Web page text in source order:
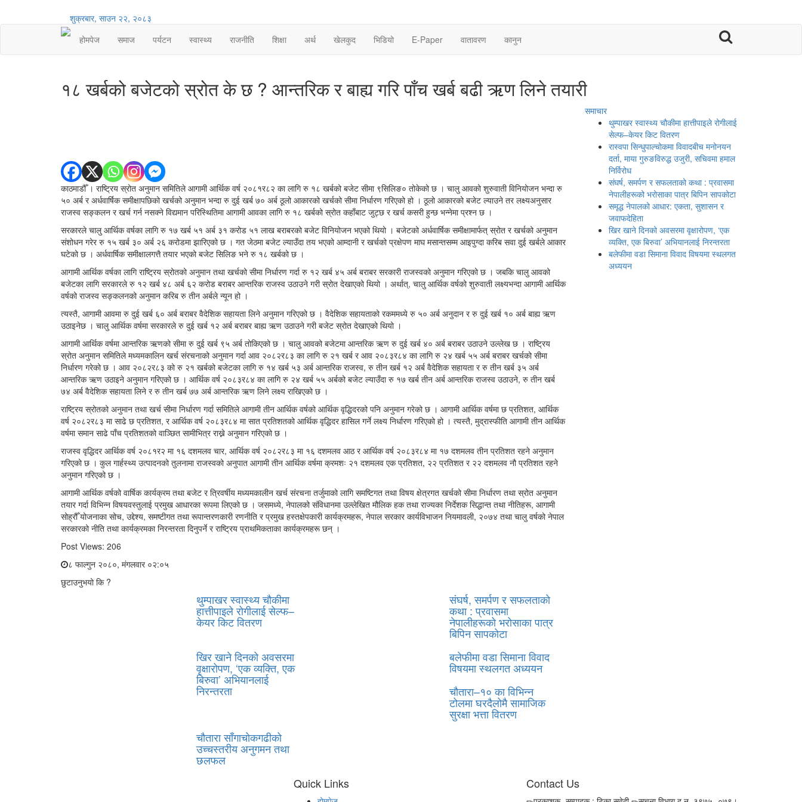
शुक्रबार, साउन २२, २०८३
होमपेज
समाज पर्यटन स्वास्थ्य राजनीति शिक्षा अर्थ खेलकुद भिडियो E-Paper वातावरण कानुन 
१८ खर्बको बजेटको स्रोत के छ ? आन्तरिक र बाह्य गरि पाँच खर्ब बढी ऋण लिने तयारी
काठमाडौँ । राष्ट्रिय स्रोत अनुमान समितिले आगामी आर्थिक वर्ष २०८१र८२ का लागि रु १८ खर्बको बजेट सीमा ९सिलिङ० तोकेको छ । चालु आवको शुरुवाती विनियोजन भन्दा रु
५० अर्ब र अर्धवार्षिक समीक्षापछिको खर्चको अनुमान भन्दा रु दुई खर्ब ७० अर्ब ठूलो आकारको खर्चको सीमा निर्धारण गरिएको हो । ठूलो आकारको बजेट ल्याउने तर लक्ष्यअनुसार
राजस्व सङ्कलन र खर्च गर्न नसक्ने विद्यमान परिस्थितिमा आगामी आवका लागि रु १८ खर्बको स्रोत कहाँबाट जुट्छ र खर्च कसरी हुन्छ भन्नेमा प्रश्न छ ।
सरकारले चालु आर्थिक वर्षका लागि रु १७ खर्ब ५१ अर्ब ३१ करोड ५१ लाख बराबरको बजेट विनियोजन भएको थियो । बजेटको अर्धवार्षिक समीक्षामार्फत् स्रोत र खर्चको अनुमान
संशोधन गरेर रु १५ खर्ब ३० अर्ब २६ करोडमा झारिएको छ । गत जेठमा बजेट ल्याउँदा तय भएको आम्दानी र खर्चको प्रक्षेपण माघ मसान्तसम्म आइपुग्दा करिब सवा दुई खर्बले आकार
घटेको छ । अर्धवार्षिक समीक्षालगत्तै तयार भएको बजेट सिलिङ भने रु १८ खर्बको छ ।
आगामी आर्थिक वर्षका लागि राष्ट्रिय स्रोतको अनुमान तथा खर्चको सीमा निर्धारण गर्दा रु १२ खर्ब ४५ अर्ब बराबर सरकारी राजस्वको अनुमान गरिएको छ । जबकि चालु आवको
बजेटका लागि सरकारले रु १२ खर्ब ४८ अर्ब ६२ करोड बराबर आन्तरिक राजस्व उठाउने गरी स्रोत देखाएको थियो । अर्थात्, चालु आर्थिक वर्षको शुरुवाती लक्ष्यभन्दा आगामी आर्थिक
वर्षको राजस्व सङ्कलनको अनुमान करिब रु तीन अर्बले न्यून हो ।
त्यस्तै, आगामी आवमा रु दुई खर्ब ६० अर्ब बराबर वैदेशिक सहायता लिने अनुमान गरिएको छ । वैदेशिक सहायताको रकममध्ये रु ५० अर्ब अनुदान र रु दुई खर्ब १० अर्ब बाह्य ऋण
उठाइनेछ । चालु आर्थिक वर्षमा सरकारले रु दुई खर्ब १२ अर्ब बराबर बाह्य ऋण उठाउने गरी बजेट स्रोत देखाएको थियो ।
आगामी आर्थिक वर्षमा आन्तरिक ऋणको सीमा रु दुई खर्ब ९५ अर्ब तोकिएको छ । चालु आवको बजेटमा आन्तरिक ऋण रु दुई खर्ब ४० अर्ब बराबर उठाउने उल्लेख छ । राष्ट्रिय
स्रोत अनुमान समितिले मध्यमकालिन खर्च संरचनाको अनुमान गर्दा आव २०८२र८३ का लागि रु २१ खर्ब र आव २०८३र८४ का लागि रु २४ खर्ब ५५ अर्ब बराबर खर्चको सीमा
निर्धारण गरेको छ । आव २०८२र८३ को रु २१ खर्बको बजेटका लागि रु १४ खर्ब ५३ अर्ब आन्तरिक राजस्व, रु तीन खर्ब १२ अर्ब वैदेशिक सहायता र रु तीन खर्ब ३५ अर्ब
आन्तरिक ऋण उठाइने अनुमान गरिएको छ । आर्थिक वर्ष २०८३र८४ का लागि रु २४ खर्ब ५५ अर्बको बजेट ल्याउँदा रु १७ खर्ब तीन अर्ब आन्तरिक राजस्व उठाउने, रु तीन खर्ब
७४ अर्ब वैदेशिक सहायता लिने र रु तीन खर्ब ७७ अर्ब आन्तरिक ऋण लिने लक्ष्य राखिएको छ ।
राष्ट्रिय स्रोतको अनुमान तथा खर्च सीमा निर्धारण गर्दा समितिले आगामी तीन आर्थिक वर्षको आर्थिक वृद्धिदरको पनि अनुमान गरेको छ । आगामी आर्थिक वर्षमा छ प्रतिशत, आर्थिक
वर्ष २०८२र८३ मा साढे छ प्रतिशत, र आर्थिक वर्ष २०८३र८४ मा सात प्रतिशतको आर्थिक वृद्धिदर हासिल गर्ने लक्ष्य निर्धारण गरिएको हो । त्यस्तै, मुद्रास्फीति आगामी तीन आर्थिक
वर्षमा समान साढे पाँच प्रतिशतको वाञ्छित सामीभित्र राख्ने अनुमान गरिएको छ ।
राजस्व वृद्धिदर आर्थिक वर्ष २०८१र२ मा १६ दशमलव चार, आर्थिक वर्ष २०८२र८३ मा १६ दशमलव आठ र आर्थिक वर्ष २०८३र८४ मा १७ दशमलव तीन प्रतिशत रहने अनुमान
गरिएको छ । कुल गार्हस्थ्य उत्पादनको तुलनामा राजस्वको अनुपात आगामी तीन आर्थिक वर्षमा क्रमशः २१ दशमलव एक प्रतिशत, २२ प्रतिशत र २२ दशमलव नौ प्रतिशत रहने
अनुमान गरिएको छ ।
आगामी आर्थिक वर्षको वार्षिक कार्यक्रम तथा बजेट र त्रिवर्षीय मध्यमकालीन खर्च संरचना तर्जुमाको लागि समष्टिगत तथा विषय क्षेत्रगत खर्चको सीमा निर्धारण तथा स्रोत अनुमान
तयार गर्दा विभिन्न विषयवस्तुलाई प्रमुख आधारका रूपमा लिएको छ । जसमध्ये, नेपालको संविधानमा उल्लेखित मौलिक हक तथा राज्यका निर्देशक सिद्धान्त तथा नीतिहरू, आगामी
सोह्रौँ योजनाका सोच, उद्देश्य, समष्टीगत तथा रूपान्तरणकारी रणनीति र प्रमुख हस्तक्षेपकारी कार्यक्रमहरू, नेपाल सरकार कार्यविभाजन नियमावली, २०७४ तथा चालु वर्षको नेपाल
सरकारको नीति तथा कार्यक्रमका निरन्तरता दिनुपर्ने र राष्ट्रिय प्राथमिकताका कार्यक्रमहरू छन् ।
Post Views: 206
८ फाल्गुन २०८०, मंगलवार ०२:०५
छुटाउनुभयो कि ?
थुम्पाखर स्वास्थ्य चौकीमा
हात्तीपाइले रोगीलाई सेल्फ–
केयर किट वितरण
संघर्ष, समर्पण र सफलताको
कथा : प्रवासमा
नेपालीहरूको भरोसाका पात्र
बिपिन सापकोटा
खिर खाने दिनको अवसरमा
वृक्षारोपण, ‘एक व्यक्ति, एक
बिरुवा’ अभियानलाई
निरन्तरता
बलेफीमा वडा सिमाना विवाद
विषयमा स्थलगत अध्ययन
चौतारा–१० का विभिन्न
टोलमा घरदैलोमै सामाजिक
सुरक्षा भत्ता वितरण
चौतारा साँगाचोकगढीको
उच्चस्तरीय अनुगमन तथा
छलफल
समाचार
थुम्पाखर स्वास्थ्य चौकीमा हात्तीपाइले रोगीलाई
सेल्फ–केयर किट वितरण
रास्वपा सिन्धुपाल्चोकमा विवादबीच मनोनयन
दर्ता, माया गुरुङविरुद्ध उजुरी, सचिवमा हमाल
निर्विरोध
संघर्ष, समर्पण र सफलताको कथा : प्रवासमा
नेपालीहरूको भरोसाका पात्र बिपिन सापकोटा
समृद्ध नेपालको आधार: एकता, सुशासन र
जवाफदेहिता
खिर खाने दिनको अवसरमा वृक्षारोपण, ‘एक
व्यक्ति, एक बिरुवा’ अभियानलाई निरन्तरता
बलेफीमा वडा सिमाना विवाद विषयमा स्थलगत
अध्ययन
Quick Links Contact Us